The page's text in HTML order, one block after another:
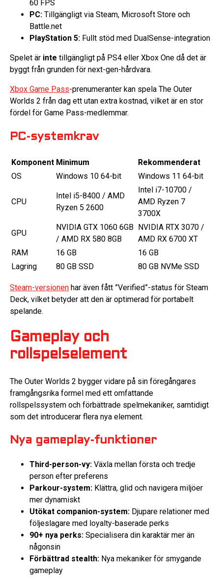
60 FPS
PC: Tillgängligt via Steam, Microsoft Store och
Battle.net
PlayStation 5: Fullt stöd med DualSense-integration
Spelet är inte tillgängligt på PS4 eller Xbox One då det är
byggt från grunden för next-gen-hårdvara.
Xbox Game Pass-prenumeranter kan spela The Outer
Worlds 2 från dag ett utan extra kostnad, vilket är en stor
fördel för Game Pass-medlemmar.
PC-systemkrav
Komponent Minimum
Rekommenderat
OS
Windows 10 64-bit Windows 11 64-bit
CPU
Intel i5-8400 / AMD
Ryzen 5 2600
Intel i7-10700 /
AMD Ryzen 7
3700X
GPU
NVIDIA GTX 1060 6GB
/ AMD RX 580 8GB
NVIDIA RTX 3070 /
AMD RX 6700 XT
RAM
16 GB
16 GB
Lagring
80 GB SSD 80 GB NVMe SSD
Steam-versionen har även fått ”Verified”-status för Steam
Deck, vilket betyder att den är optimerad för portabelt
spelande.
Gameplay och
rollspelselement
The Outer Worlds 2 bygger vidare på sin föregångares
framgångsrika formel med ett omfattande
rollspelssystem och förbättrade spelmekaniker, samtidigt
som det introducerar flera nya element.
Nya gameplay-funktioner
Third-person-vy: Växla mellan första och tredje
person efter preferens
Parkour-system: Klättra, glid och navigera miljöer
mer dynamiskt
Utökat companion-system: Djupare relationer med
följeslagare med loyalty-baserade perks
90+ nya perks: Specialisera din karaktär mer än
någonsin
Förbättrad stealth: Nya mekaniker för smygande
gameplay